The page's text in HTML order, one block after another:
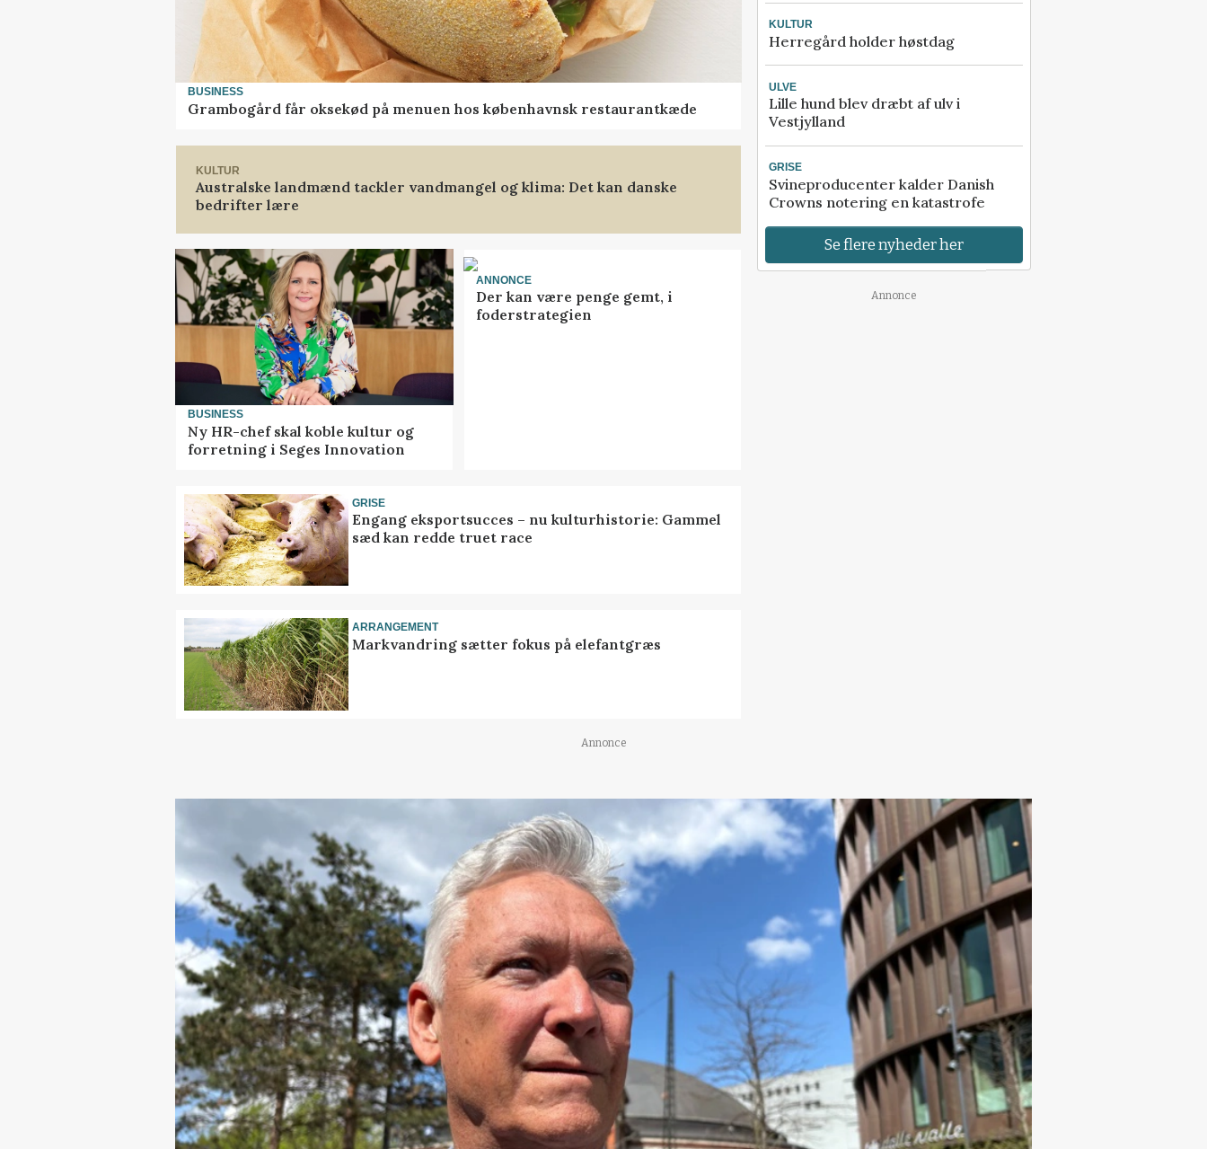
BUSINESS
Grambogård får oksekød på menuen hos københavnsk restaurantkæde
KULTUR
Australske landmænd tackler vandmangel og klima: Det kan danske
bedrifter lære
BUSINESS
Ny HR-chef skal koble kultur og
forretning i Seges Innovation
ANNONCE
Der kan være penge gemt, i
foderstrategien
GRISE
Engang eksportsucces – nu kulturhistorie: Gammel
sæd kan redde truet race
ARRANGEMENT
Markvandring sætter fokus på elefantgræs
KULTUR
Herregård holder høstdag
ULVE
Lille hund blev dræbt af ulv i
Vestjylland
GRISE
Svineproducenter kalder Danish
Crowns notering en katastrofe
Se flere nyheder her
Annonce
Annonce